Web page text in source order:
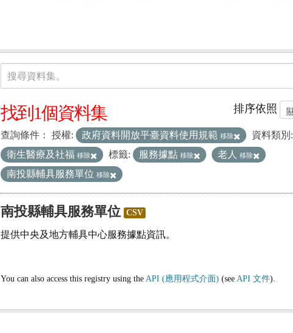
資料集
搜尋資料集。
排序依照
找到1個資料集
查詢條件： 授權: 政府資料開放平臺資料使用規範 移除
資料類別:
衛生醫療及社福 移除 標籤: 服務據點 移除 老人 移除
南投縣輔具服務單位 移除
南投縣輔具服務單位 CSV
提供中央及地方輔具中心服務據點資訊。
You can also access this registry using the API (應用程式介面) (see API 文件).